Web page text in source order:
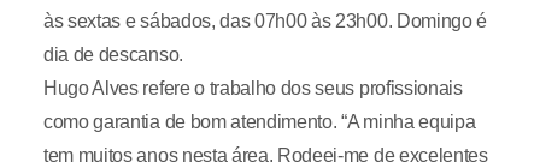
às sextas e sábados, das 07h00 às 23h00. Domingo é
dia de descanso.
Hugo Alves refere o trabalho dos seus profissionais
como garantia de bom atendimento. “A minha equipa
tem muitos anos nesta área. Rodeei-me de excelentes